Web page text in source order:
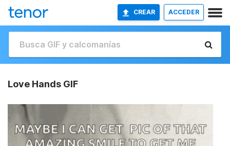
CREAR ACCEDER
Love Hands GIF